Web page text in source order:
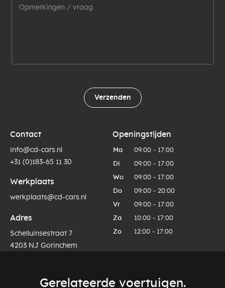
Verzenden
Contact
info@cd-cars.nl
+31 (0)183-65 11 30
Werkplaats
werkplaats@cd-cars.nl
Adres
Schelluinsestraat 7
4203 NJ Gorinchem
Openingstijden
Ma 09:00 - 17:00
Di 09:00 - 17:00
Wo 09:00 - 17:00
Do 09:00 - 20:00
Vr 09:00 - 17:00
Za 10:00 - 17:00
Zo 12:00 - 17:00
Gerelateerde voertuigen.